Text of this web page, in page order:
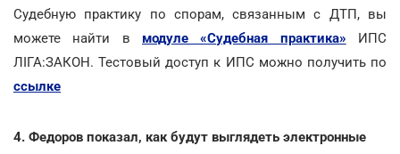
Судебную практику по спорам, связанным с ДТП, вы
можете найти в модуле «Судебная практика» ИПС
ЛIГА:ЗАКОН. Тестовый доступ к ИПС можно получить по
ссылке
4. Федоров показал, как будут выглядеть электронные